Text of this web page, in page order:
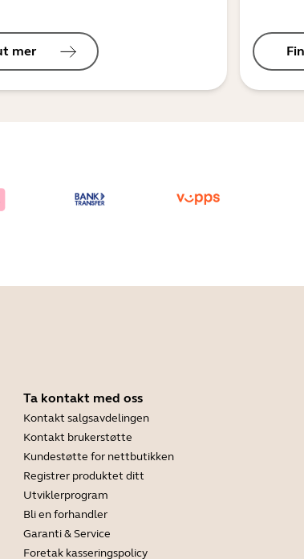
mer
Ta kontakt med oss
Kontakt salgsavdelingen
Kontakt brukerstøtte
Kundestøtte for nettbutikken
Registrer produktet ditt
Utviklerprogram
Bli en forhandler
Garanti & Service
Foretak kasseringspolicy